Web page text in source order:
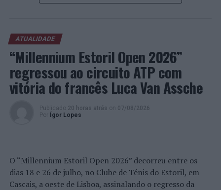
ATUALIDADE
“Millennium Estoril Open 2026”
regressou ao circuito ATP com
vitória do francês Luca Van Assche
Publicado 20 horas atrás on 07/08/2026
Por
Ígor Lopes
O “Millennium Estoril Open 2026” decorreu entre os
dias 18 e 26 de julho, no Clube de Ténis do Estoril, em
Cascais, a oeste de Lisboa, assinalando o regresso da